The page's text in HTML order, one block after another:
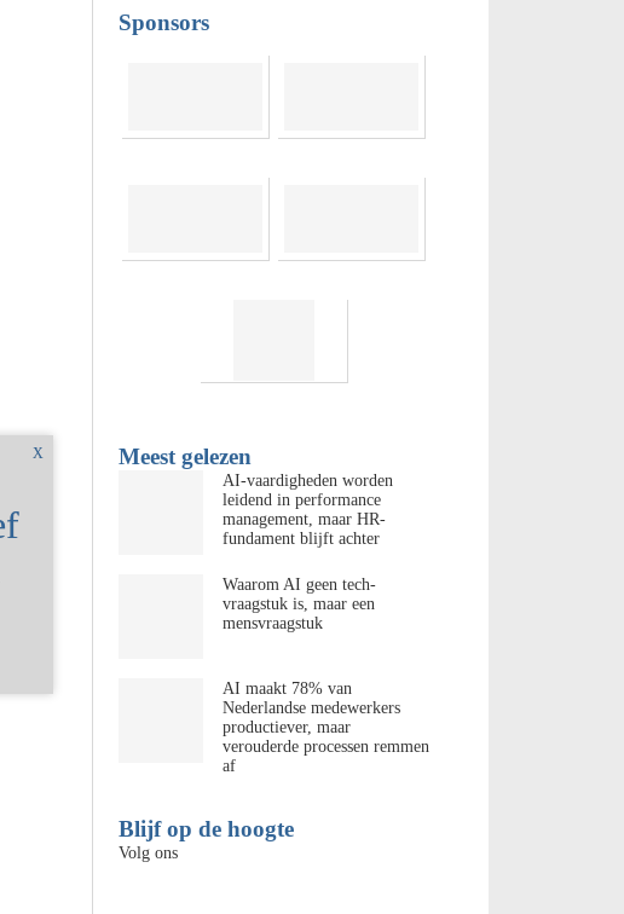
Sponsors
Meest gelezen
AI-vaardigheden worden
leidend in performance
management, maar HR-
fundament blijft achter
Waarom AI geen tech-
vraagstuk is, maar een
mensvraagstuk
AI maakt 78% van
Nederlandse medewerkers
productiever, maar
verouderde processen remmen
af
Blijf op de hoogte
Volg ons